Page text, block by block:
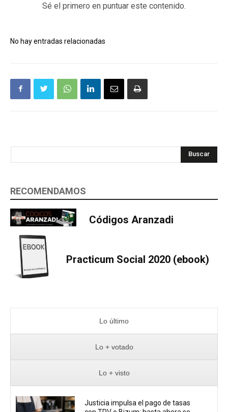
Sé el primero en puntuar este contenido.
No hay entradas relacionadas
Buscar
RECOMENDAMOS
Códigos Aranzadi
Practicum Social 2020 (ebook)
Lo último
Lo + votado
Lo + visto
Justicia impulsa el pago de tasas